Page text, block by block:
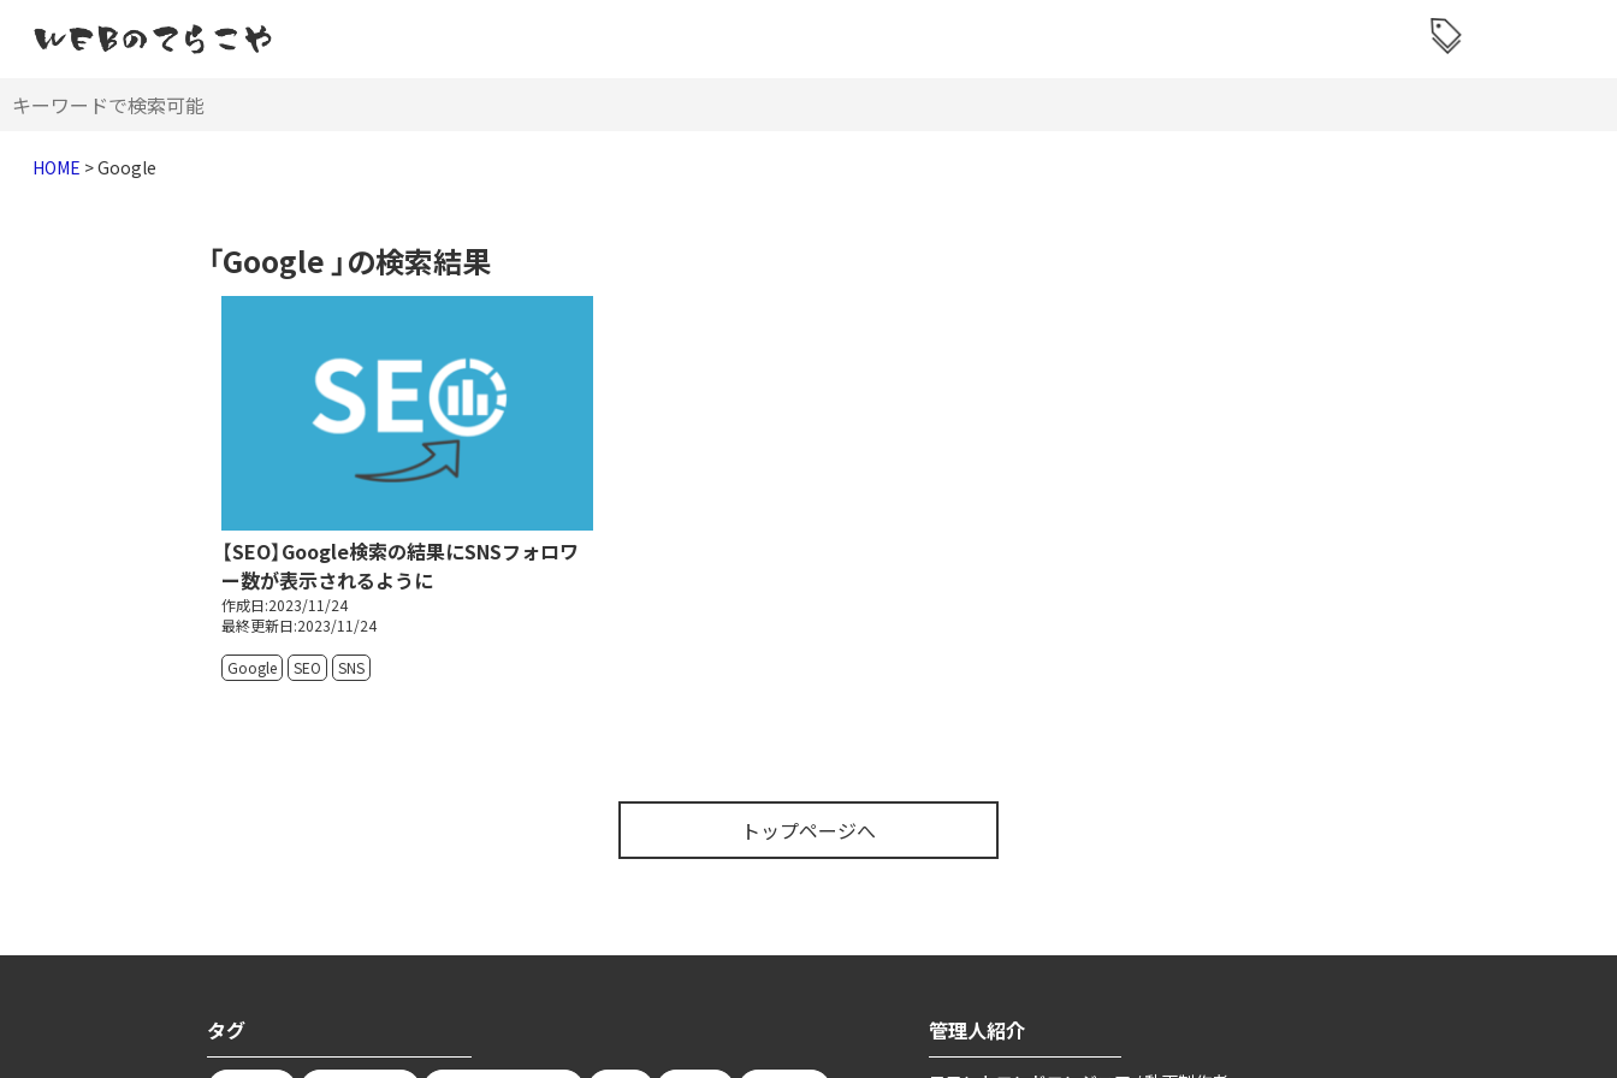
HOME >Google
「Google 」の検索結果
【SEO】Google検索の結果にSNSフォロワ
ー数が表示されるように
作成日:2023/11/24
最終更新日:2023/11/24
Google SEO SNS
トップページへ
タグ 管理人紹介